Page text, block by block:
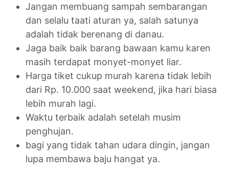
Jangan membuang sampah sembarangan
dan selalu taati aturan ya, salah satunya
adalah tidak berenang di danau.
Jaga baik baik barang bawaan kamu karen
masih terdapat monyet-monyet liar.
Harga tiket cukup murah karena tidak lebih
dari Rp. 10.000 saat weekend, jika hari biasa
lebih murah lagi.
Waktu terbaik adalah setelah musim
penghujan.
bagi yang tidak tahan udara dingin, jangan
lupa membawa baju hangat ya.